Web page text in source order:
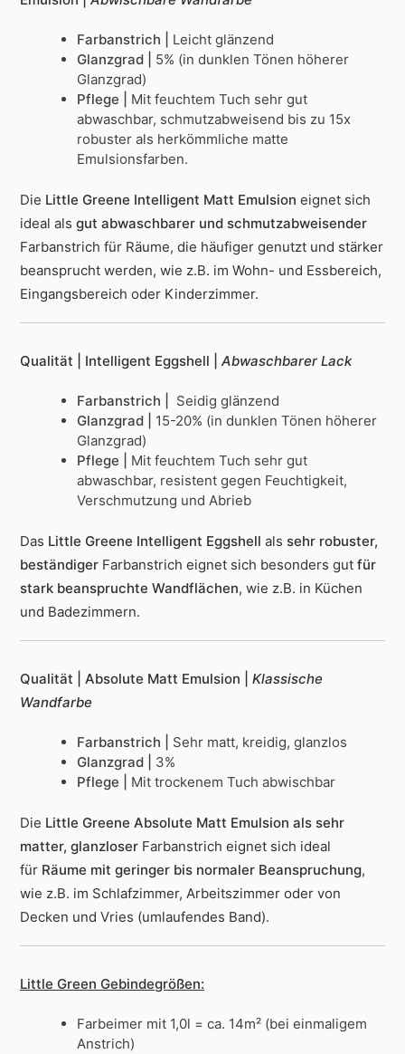
Farbanstrich | Leicht glänzend
Glanzgrad | 5% (in dunklen Tönen höherer
Glanzgrad)
Pflege |
Mit feuchtem Tuch sehr gut
abwaschbar, schmutzabweisend bis zu 15x
robuster als herkömmliche matte
Emulsionsfarben.
Die Little Greene Intelligent Matt Emulsion eignet sich
ideal als gut abwaschbarer und schmutzabweisender
Farbanstrich für Räume, die häufiger genutzt und stärker
beansprucht werden, wie z.B. im Wohn- und Essbereich,
Eingangsbereich oder Kinderzimmer.
Qualität | Intelligent Eggshell | Abwaschbarer Lack
Farbanstrich | Seidig glänzend
Glanzgrad |
15-20% (in dunklen Tönen höherer
Glanzgrad)
Pflege |
Mit feuchtem Tuch sehr gut
abwaschbar, resistent gegen Feuchtigkeit,
Verschmutzung und Abrieb
Das Little Greene Intelligent Eggshell als sehr robuster,
beständiger Farbanstrich eignet sich besonders gut für
stark beanspruchte Wandflächen, wie z.B. in Küchen
und Badezimmern.
Qualität | Absolute Matt Emulsion | Klassische
Wandfarbe
Farbanstrich | Sehr matt, kreidig, glanzlos
Glanzgrad | 3%
Pflege | Mit trockenem Tuch abwischbar
Die Little Greene Absolute Matt Emulsion als sehr
matter, glanzloser Farbanstrich eignet sich ideal
für Räume mit geringer bis normaler Beanspruchung,
wie z.B. im Schlafzimmer, Arbeitszimmer oder von
Decken und Vries (umlaufendes Band).
Little Green Gebindegrößen:
Farbeimer mit 1,0l = ca. 14m² (bei einmaligem
Anstrich)